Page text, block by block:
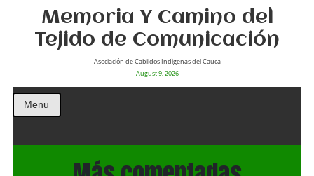
Memoria Y Camino del
Tejido de Comunicación
Asociación de Cabildos Indìgenas del Cauca
August 9, 2026
Menu